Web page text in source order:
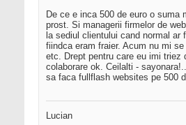
De ce e inca 500 de euro o
prost. Si managerii firmelor de
la sediul clientului cand normal
fiindca eram fraier. Acum nu mi
etc. Drept pentru care eu imi
colaborare ok. Ceilalti -
sa faca fullflash websites pe 500
Lucian